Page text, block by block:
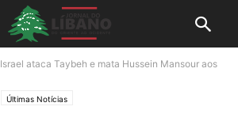
Israel ataca Taybeh e mata Hussein Mansour aos
Últimas Notícias